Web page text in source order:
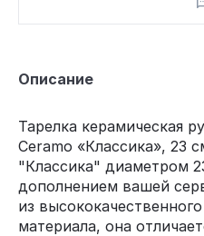
Описание
Тарелка керамическая
Ceramo «Классика», 23
"Классика" диаметром
дополнением вашей
из
материала, она